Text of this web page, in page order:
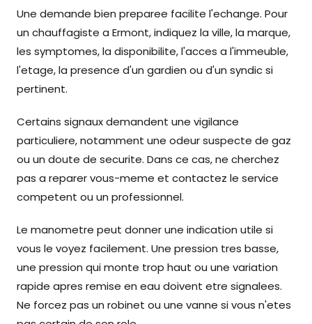
Une demande bien preparee facilite l'echange. Pour
un chauffagiste a Ermont, indiquez la ville, la marque,
les symptomes, la disponibilite, l'acces a l'immeuble,
l'etage, la presence d'un gardien ou d'un syndic si
pertinent.
Certains signaux demandent une vigilance
particuliere, notamment une odeur suspecte de gaz
ou un doute de securite. Dans ce cas, ne cherchez
pas a reparer vous-meme et contactez le service
competent ou un professionnel.
Le manometre peut donner une indication utile si
vous le voyez facilement. Une pression tres basse,
une pression qui monte trop haut ou une variation
rapide apres remise en eau doivent etre signalees.
Ne forcez pas un robinet ou une vanne si vous n'etes